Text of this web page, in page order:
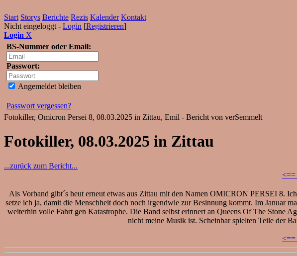
Start Storys Berichte Rezis Kalender Kontakt
Nicht eingeloggt - Login [Registrieren]
Login X
BS-Nummer oder Email:
Passwort:
Angemeldet bleiben
Passwort vergessen?
Fotokiller, Omicron Persei 8, 08.03.2025 in Zittau, Emil - Bericht von verSemmelt
Fotokiller, 08.03.2025 in Zittau
...zurück zum Bericht...
<==
Als Vorband gibt´s heut erneut etwas aus Zittau mit den Namen OMICRON PERSEI 8.
setze ich ja, damit die Menschheit doch noch irgendwie zur Besinnung kommt. Im Januar
weiterhin volle Fahrt gen Katastrophe. Die Band selbst erinnert an Queens Of The Stone
nicht meine Musik ist. Scheinbar spielten Teile der
<==